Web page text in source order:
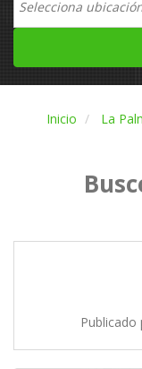
Inicio La
Publicado